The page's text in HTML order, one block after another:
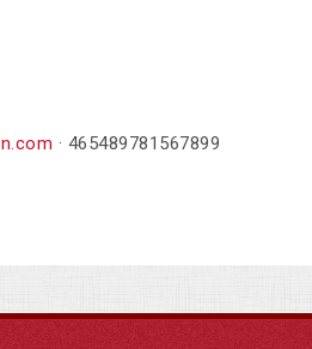
· 465489781567899